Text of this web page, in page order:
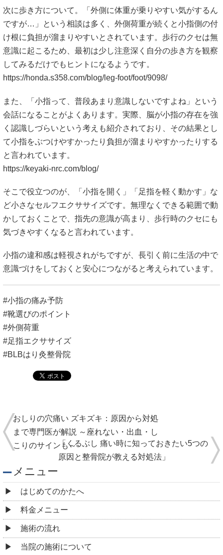
次に歩き方について。「外側に体重が乗りやすい気がするん
ですが…」という相談は多く、外側荷重が続くと小指側の付
け根に負担が溜まりやすいとされています。歩行のクセは無
意識に起こるため、最初は少し注意深く自分の歩き方を観察
してみるだけでもヒントになるようです。
https://honda.s358.com/blog/leg-foot/foot/9098/
また、「小指って、普段あまり意識しないですよね」という
会話になることがよくあります。実際、脳が小指の存在を強
く認識しづらいという考えも紹介されており、その結果とし
て小指をぶつけやすかったり負担が溜まりやすかったりする
と言われています。
https://keyaki-nrc.com/blog/
そこで役立つのが、「小指を開く」「足指を軽く動かす」な
ど小さなセルフエクササイズです。無理なくできる範囲で動
かしておくことで、指先の意識が高まり、歩行時のクセにも
気づきやすくなると言われています。
小指の違和感は軽視されがちですが、長引く前に生活の中で
意識づけをしておくと安心につながると考えられています。
#小指の痛み予防
#靴選びのポイント
#外側荷重
#足指エクササイズ
#BLBはり灸整骨院
おしりの穴痛い ズキズキ：原因から対処
まで専門医が解説 ～座れない・出血・し
こりのサインも～「くるぶし 痛い時に知っておきたい5つの
原因と整骨院が教える対処法」
メニュー
はじめてのかたへ
料金メニュー
施術の流れ
当院の施術について